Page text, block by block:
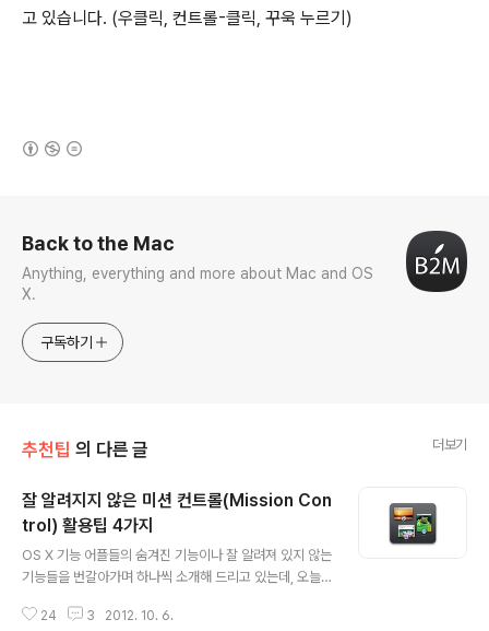
고 있습니다. (우클릭, 컨트롤-클릭, 꾸욱 누르기)
Back to the Mac
Anything, everything and more about Mac and OS
X.
구독하기
추천팁 의 다른 글 더보기
잘 알려지지 않은 미션 컨트롤(Mission Con
trol) 활용팁 4가지
OS X 기능 어플들의 숨겨진 기능이나 잘 알려져 있지 않는
기능들을 번갈아가며 하나씩 소개해 드리고 있는데, 오늘
의 고급 기능에 이어 미션 컨트롤을 보다 효율적으로 사용
24 3 2012. 10. 6.